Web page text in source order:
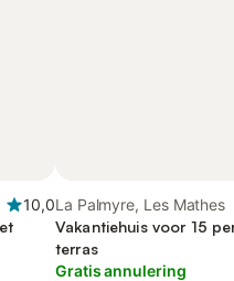
10,0La Palmyre, Les Mathes
Vakantiehuis voor 15
terras
Gratis annulering